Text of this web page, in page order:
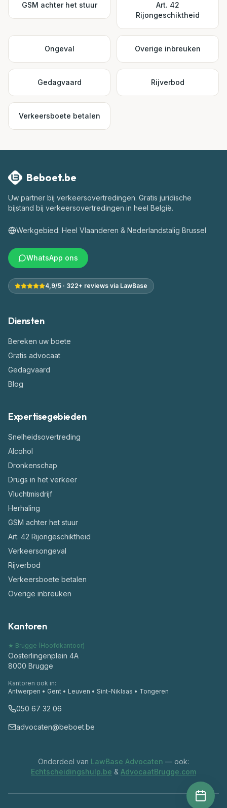
GSM achter het stuur
Art. 42
Rijongeschiktheid
Ongeval Overige inbreuken
Gedagvaard Rijverbod
Verkeersboete betalen
Beboet.be
Uw partner bij verkeersovertredingen. Gratis juridische
bijstand bij verkeersovertredingen in heel België.
Werkgebied: Heel Vlaanderen & Nederlandstalig Brussel
WhatsApp ons
4,9/5 · 322+ reviews via LawBase
Diensten
Bereken uw boete
Gratis advocaat
Gedagvaard
Blog
Expertisegebieden
Snelheidsovertreding
Alcohol
Dronkenschap
Drugs in het verkeer
Vluchtmisdrijf
Herhaling
GSM achter het stuur
Art. 42 Rijongeschiktheid
Verkeersongeval
Rijverbod
Verkeersboete betalen
Overige inbreuken
Kantoren
★ Brugge (Hoofdkantoor)
Oosterlingenplein 4A
8000 Brugge
Kantoren ook in:
Antwerpen • Gent • Leuven • Sint-Niklaas • Tongeren
050 67 32 06
advocaten@beboet.be
Onderdeel van LawBase Advocaten — ook:
Echtscheidingshulp.be & AdvocaatBrugge.com